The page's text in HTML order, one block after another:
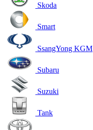
Skoda
Smart
SsangYong KGM
Subaru
Suzuki
Tank